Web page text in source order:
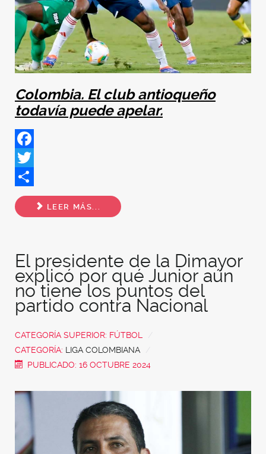
Colombia. El club antioqueño
todavía puede apelar.
Facebook
Twitter
Share
LEER MÁS...
El presidente de la Dimayor
explicó por qué Junior aún
no tiene los puntos del
partido contra Nacional
CATEGORÍA SUPERIOR: FÚTBOL
CATEGORÍA: LIGA COLOMBIANA
PUBLICADO: 16 OCTUBRE 2024